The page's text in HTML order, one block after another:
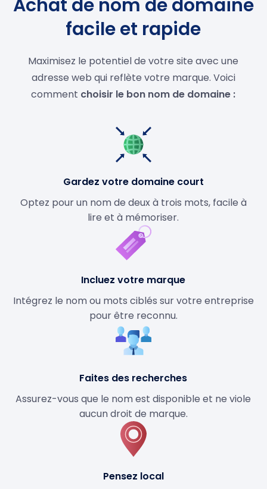
Achat de nom de domaine
facile et rapide
Maximisez le potentiel de votre site avec une
adresse web qui reflète votre marque. Voici
comment choisir le bon nom de domaine :
Gardez votre domaine court
Optez pour un nom de deux à trois mots, facile à
lire et à mémoriser.
Incluez votre marque
Intégrez le nom ou mots ciblés sur votre entreprise
pour être reconnu.
Faites des recherches
Assurez-vous que le nom est disponible et ne viole
aucun droit de marque.
Pensez local